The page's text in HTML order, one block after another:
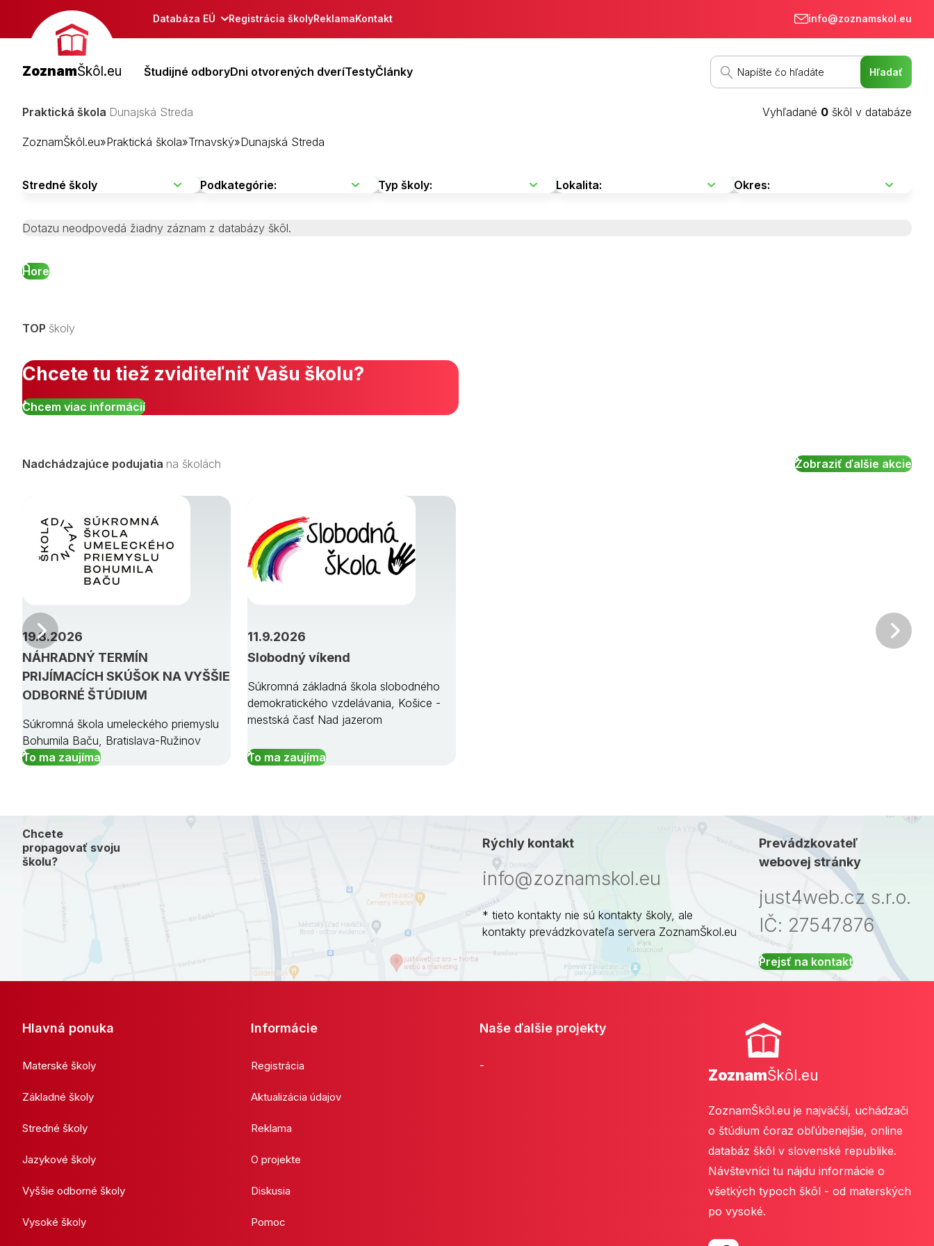
Databáza EÚ Registrácia školyReklamaKontakt info@zoznamskol.eu
ZoznamŠkôl.eu Študijné odboryDni otvorených dveríTestyČlánky
Praktická škola Dunajská Streda Vyhľadané 0 škôl v databáze
ZoznamŠkôl.eu»Praktická škola»Trnavský»Dunajská Streda
Dotazu neodpovedá žiadny záznam z databázy škôl.
Hore
TOP školy
Chcete tu tiež zviditeľniť Vašu školu?
Chcem viac informácií
Nadchádzajúce podujatia na školách Zobraziť ďalšie akcie
NÁHRADNÝ TERMÍN
PRIJÍMACÍCH SKÚŠOK NA VYŠŠIE
ODBORNÉ ŠTÚDIUM
19.8.2026
Súkromná škola umeleckého priemyslu
Bohumila Baču, Bratislava-Ružinov
To ma zaujíma
Slobodný víkend
11.9.2026
Súkromná základná škola slobodného
demokratického vzdelávania, Košice -
mestská časť Nad jazerom
To ma zaujíma
Predchádzajúci
Chcete
propagovať svoju
školu?
Rýchly kontakt
info@zoznamskol.eu
* tieto kontakty nie sú kontakty školy, ale
kontakty prevádzkovateľa servera ZoznamŠkol.eu
Prevádzkovateľ
webovej stránky
just4web.cz s.r.o.
IČ: 27547876
Prejsť na kontakt
Hlavná ponuka
Materské školy
Základné školy
Stredné školy
Jazykové školy
Vyššie odborné školy
Vysoké školy
Informácie
Registrácia
Aktualizácia údajov
Reklama
O projekte
Diskusia
Pomoc
Naše ďalšie projekty
-
ZoznamŠkôl.eu
ZoznamŠkôl.eu je najväčší, uchádzači
o štúdium čoraz obľúbenejšie, online
databáz škôl v slovenské republike.
Návštevníci tu nájdu informácie o
všetkých typoch škôl - od materských
po vysoké.